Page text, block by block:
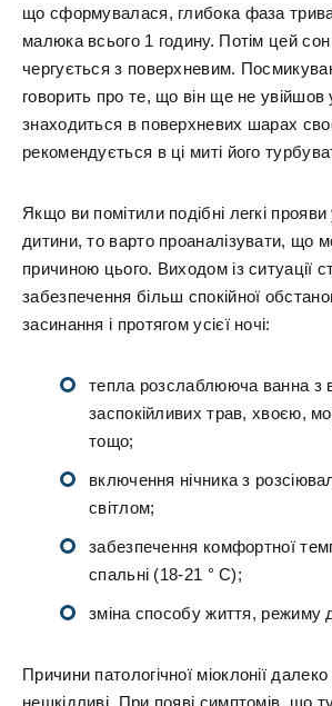
що сформувалася, глибока фаза
малюка всього 1 годину. Потім цей сон
чергується з поверхневим.
говорить про те, що він ще не
знаходиться в поверхневих шарах
рекомендується в ці миті його
Якщо ви помітили подібні легкі
дитини, то варто проаналізувати, що
причиною цього. Виходом із ситуації
забезпечення більш спокійної
засинання і протягом усієї ночі:
тепла розслаблююча ванна з
заспокійливих трав, хвоєю,
тощо;
включення нічника з
світлом;
забезпечення комфортної
спальні (18-21 ° С);
зміна способу життя, режиму
Причини патологічної міоклонії далеко
нешкідливі. При появі симптомів, що